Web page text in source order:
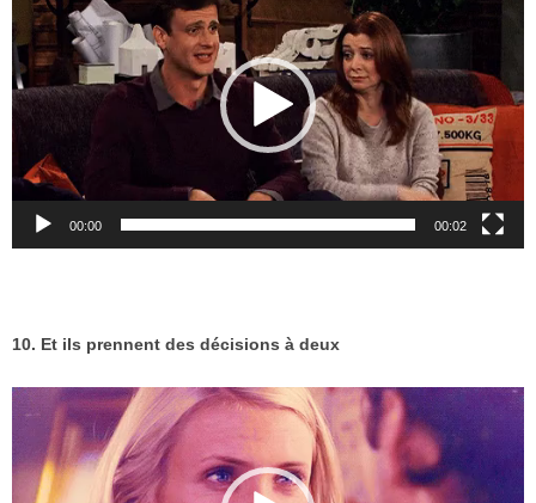
00:00 00:02
10. Et ils prennent des décisions à deux
Lecteur